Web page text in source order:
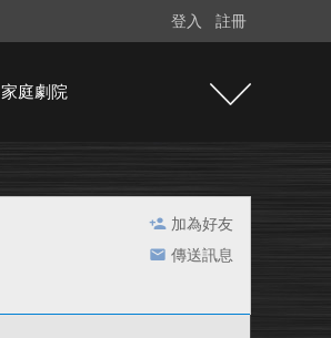
登入 註冊
家庭劇院
加為好友
傳送訊息